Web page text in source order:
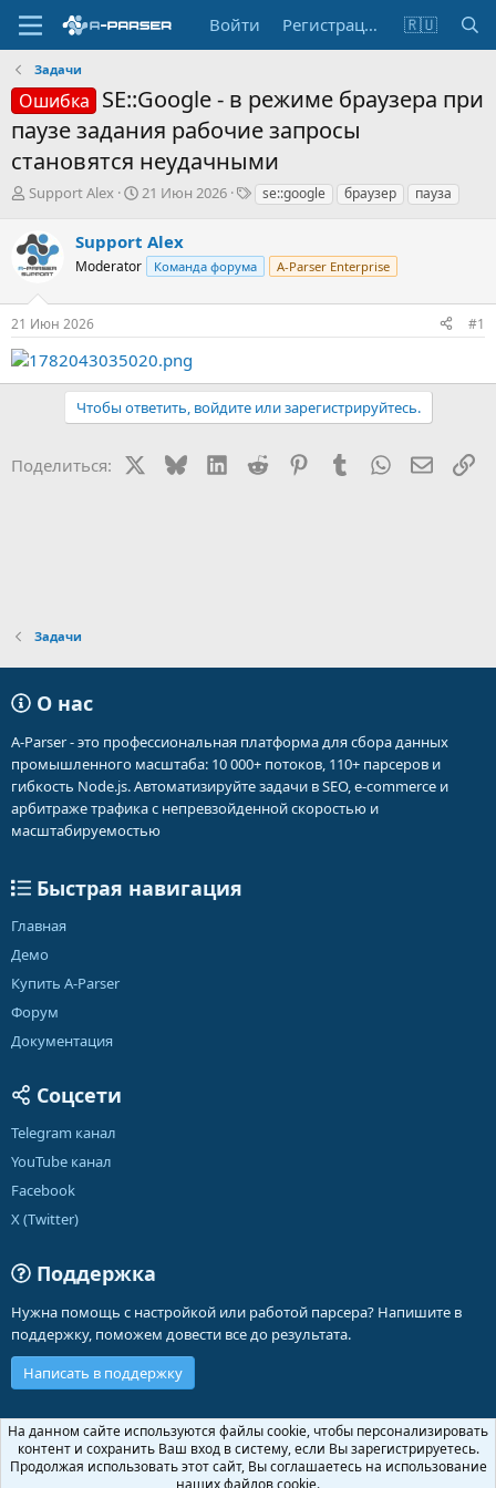
Войти Регистрация 🇷🇺
Задачи
Ошибка SE::Google - в режиме браузера при
паузе задания рабочие запросы
становятся неудачными
А
т
о
р
е
м
ы
Support Alex
Д
а
н
ч
л
а
21 Июн 2026
Т
и
se::google браузер пауза
Support Alex
Moderator Команда форума A-Parser Enterprise
21 Июн 2026 #1
Чтобы ответить, войдите или зарегистрируйтесь.
Поделиться: BlueskyLinkedIn
Reddit PinterestTumblr WhatsApp
Задачи
О нас
A-Parser - это профессиональная платформа для сбора данных
промышленного масштаба: 10 000+ потоков, 110+ парсеров и
гибкость Node.js. Автоматизируйте задачи в SEO, e-commerce и
арбитраже трафика с непревзойденной скоростью и
масштабируемостью
Быстрая навигация
Главная
Демо
Купить A-Parser
Форум
Документация
Соцсети
Telegram канал
YouTube канал
Facebook
X (Twitter)
Поддержка
Нужна помощь с настройкой или работой парсера? Напишите в
поддержку, поможем довести все до результата.
Написать в поддержку
Russian (RU)
Обратная связь
Условия и правила
Политика конфиденциальности
Помощь
На данном сайте используются файлы cookie, чтобы персонализировать
контент и сохранить Ваш вход в систему, если Вы зарегистрируетесь.
Продолжая использовать этот сайт, Вы соглашаетесь на использование
наших файлов cookie.